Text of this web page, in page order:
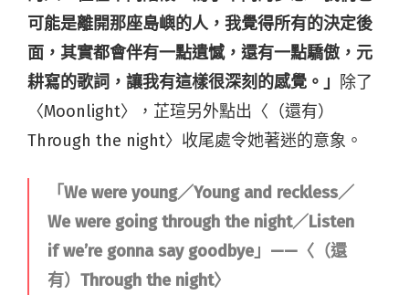
可能是離開那座島嶼的人，我覺得所有的決定後
面，其實都會伴有一點遺憾，還有一點驕傲，元
耕寫的歌詞，讓我有這樣很深刻的感覺。」
除了
〈Moonlight〉，芷瑄另外點出〈（還有）
Through the night〉收尾處令她著迷的意象。
「We were young／Young and reckless／
We were going through the night／Listen
if we’re gonna say goodbye」——〈（還
有）Through the night〉